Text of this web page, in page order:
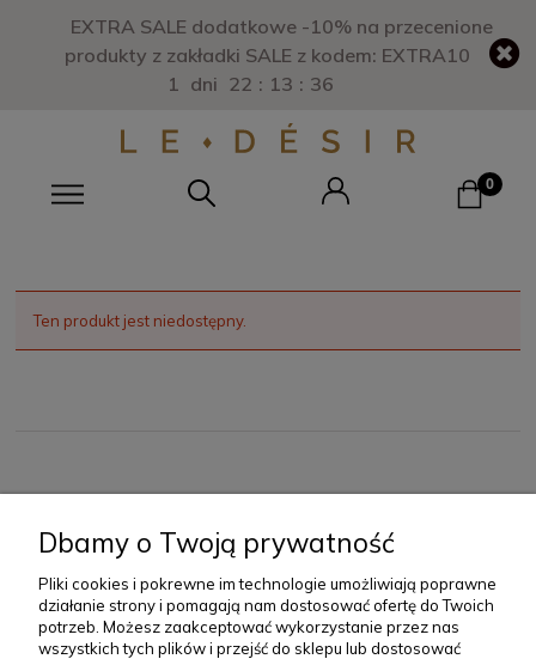
EXTRA SALE dodatkowe -10% na przecenione
produkty z zakładki SALE z kodem: EXTRA10
1 dni 22 : 13 : 36
Ten produkt jest niedostępny.
ZAKUPY
KONTAKT
Dbamy o Twoją prywatność
Pliki cookies i pokrewne im technologie umożliwiają poprawne
działanie strony i pomagają nam dostosować ofertę do Twoich
potrzeb. Możesz zaakceptować wykorzystanie przez nas
wszystkich tych plików i przejść do sklepu lub dostosować